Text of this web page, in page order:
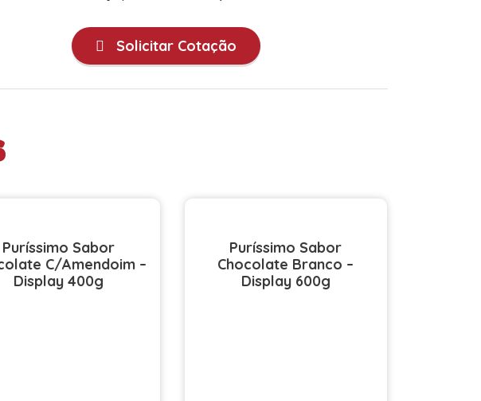
Solicitar Cotação
Puríssimo Sabor
C/Amendoim –
Display 400g
Puríssimo Sabor
Chocolate Branco –
Display 600g